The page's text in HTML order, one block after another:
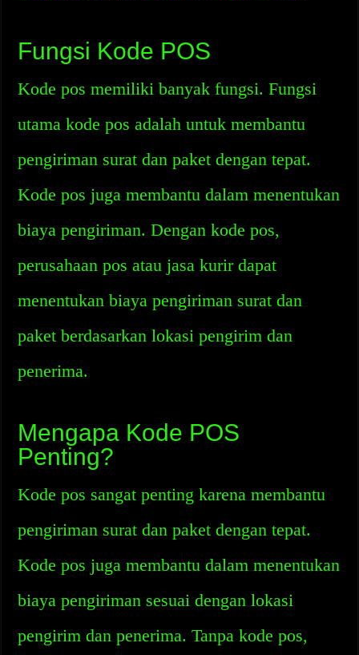
Fungsi Kode POS
Kode pos memiliki banyak fungsi. Fungsi
utama kode pos adalah untuk membantu
pengiriman surat dan paket dengan tepat.
Kode pos juga membantu dalam menentukan
biaya pengiriman. Dengan kode pos,
perusahaan pos atau jasa kurir dapat
menentukan biaya pengiriman surat dan
paket berdasarkan lokasi pengirim dan
penerima.
Mengapa Kode POS
Penting?
Kode pos sangat penting karena membantu
pengiriman surat dan paket dengan tepat.
Kode pos juga membantu dalam menentukan
biaya pengiriman sesuai dengan lokasi
pengirim dan penerima. Tanpa kode pos,